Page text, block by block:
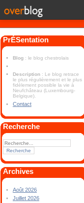
PrÉSentation
Blog : le blog chestrolais
Description : Le blog retrace
le plus régulièrement et le plus
fidèlement possible la vie à
Neufchâteau (Luxembourg-
Belgique).
Contact
Recherche
Archives
Août 2026
Juillet 2026